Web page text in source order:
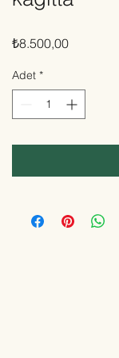
₺8.500,00Fiyat
Adet *